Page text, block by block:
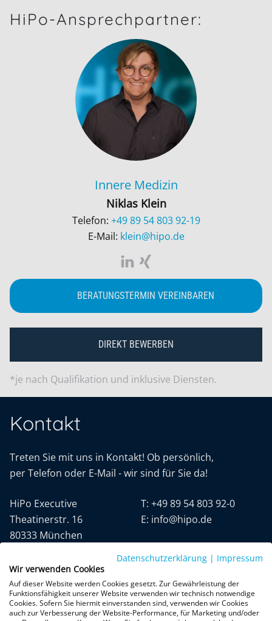
HiPo-Ansprechpartner:
Innere Medizin
Niklas Klein
Telefon: +49 89 54 803 92-19
E-Mail: klein@hipo.de
BERATUNGSTERMIN VEREINBAREN
DIREKT BEWERBEN
*je nach Qualifikation und inklusive Diensten.
Kontakt
Treten Sie mit uns in Kontakt! Ob persönlich,
per Telefon oder E-Mail - wir sind für Sie da!
HiPo Executive
Theatinerstr. 16
80333 München
T: +49 89 54 803 92-0
E: info@hipo.de
Datenschutzerklärung | Impressum
Wir verwenden Cookies
Auf dieser Website werden Cookies gesetzt. Zur Gewährleistung der
Funktionsfähigkeit unserer Website verwenden wir technisch notwendige
Cookies. Sofern Sie hiermit einverstanden sind, verwenden wir Cookies
auch zur Verbesserung der Website-Performance, für Marketing und/oder